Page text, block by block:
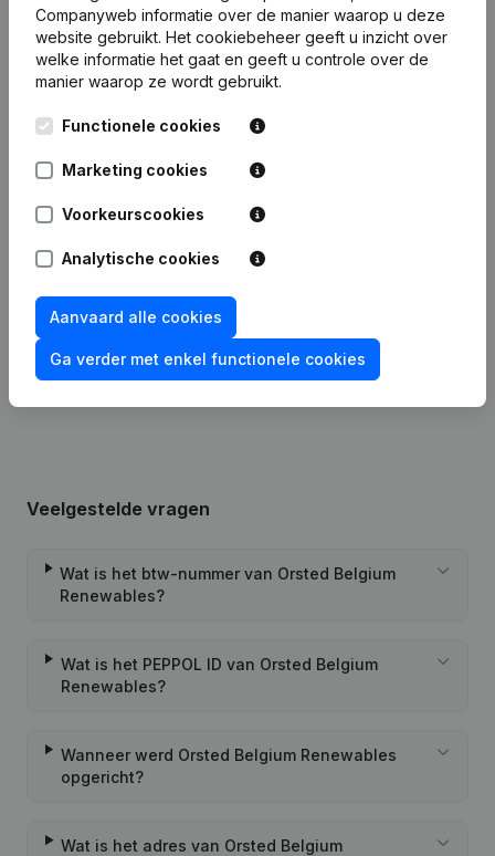
Datum Publicatie
30-12-2025
Overige Wijzigingen, …) - Kapitaal -
06-05-2025 Ontslagnemingen - Benoemingen
17-04-2025 Ontslagnemingen - Benoemingen
25-11-2024
Maatschappelijke Zetel - Adressen
Anders Dan Maatschappelijke Zetel
Veelgestelde vragen
Wat is het btw-nummer van Orsted Belgium
Renewables?
Wat is het PEPPOL ID van Orsted Belgium
Renewables?
Wanneer werd Orsted Belgium Renewables
opgericht?
Wat is het adres van Orsted Belgium
Companyweb informatie over de manier waarop u deze
website gebruikt. Het cookiebeheer geeft u inzicht over
welke informatie het gaat en geeft u controle over de
manier waarop ze wordt gebruikt.
Functionele cookies
Marketing cookies
Voorkeurscookies
Analytische cookies
Aanvaard alle cookies
Ga verder met enkel functionele cookies